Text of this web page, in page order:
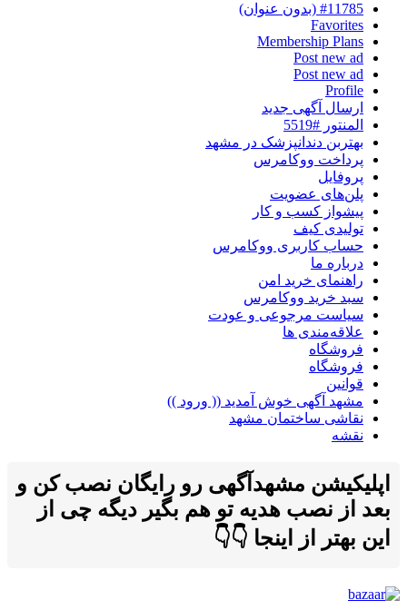
#11785 (بدون عنوان)
Favorites
Membership Plans
Post new ad
Post new ad
Profile
ارسال آگهی جدید
المنتور #5519
بهتربن دندانپزشک در مشهد
پرداخت ووکامرس
پروفایل
پلن‌های عضویت
پیشواز کسب و کار
تولیدی کیف
حساب کاربری ووکامرس
درباره ما
راهنمای خرید امن
سبد خرید ووکامرس
سیاست مرجوعی و عودت
علاقه‌مندی ها
فروشگاه
فروشگاه
قوانین
مشهد آگهی خوش آمدید (( ورود ))
نقاشی ساختمان مشهد
نقشه
اپلیکیشن مشهدآگهی رو رایگان نصب کن و
بعد از نصب هدیه تو هم بگیر دیگه چی از
این بهتر از اینجا 👇👇